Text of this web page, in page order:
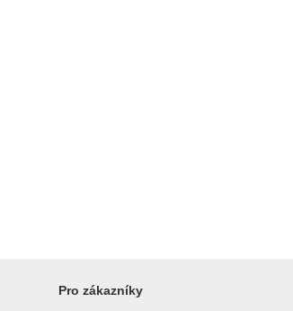
Pro zákazníky